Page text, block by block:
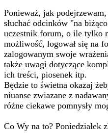
Ponieważ, jak
słuchać odcinków "na
uczestnik forum, o ile tylko
możliwość, logował się na
zalogowanym swoje
także uwagi dotyczące
ich treści, piosenek itp.
Będzie to świetna okazaj
niuanse zwiazane z
różne ciekawe pomnysły
Co Wy na to?